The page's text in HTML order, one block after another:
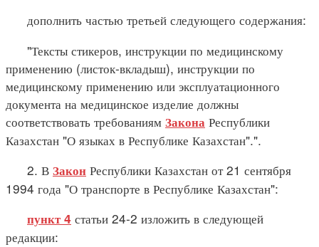
дополнить частью третьей следующего содержания:
"Тексты стикеров, инструкции по медицинскому
применению (листок-вкладыш), инструкции по
медицинскому применению или эксплуатационного
документа на медицинское изделие должны
соответствовать требованиям Закона Республики
Казахстан "О языках в Республике Казахстан".".
2. В Закон Республики Казахстан от 21 сентября
1994 года "О транспорте в Республике Казахстан":
пункт 4 статьи 24-2 изложить в следующей
редакции: